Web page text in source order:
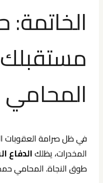
الخاتمة:
مستقبلك
في ظل صرامة العقوبات
المخدرات، يظلكالدفاع
طوق النجاة. المحامي